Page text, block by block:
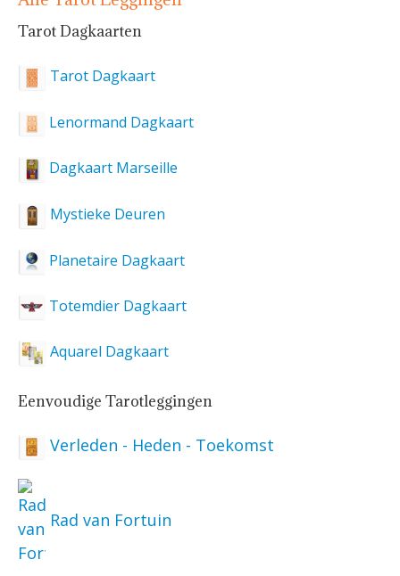
Tarot Dagkaarten
Tarot Dagkaart
Lenormand Dagkaart
Dagkaart Marseille
Mystieke Deuren
Planetaire Dagkaart
Totemdier Dagkaart
Aquarel Dagkaart
Eenvoudige Tarotleggingen
Verleden - Heden - Toekomst
Rad van Fortuin